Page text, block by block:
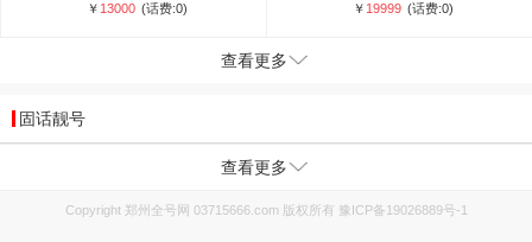
￥ 13000 (话费:0)
￥ 19999 (话费:0)
查看更多
固话靓号
查看更多
Copyright 郑州全号网 03715666.com 版权所有 豫ICP备19026889号-1